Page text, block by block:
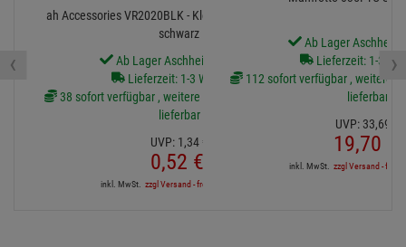
ah Accessories VR2020BLK - Klett Kabelbinder 20 cm
schwarz
Ab Lager Aschheim lieferbar
Lieferzeit: 1-3 Werktage
38 sofort verfügbar , weitere Artikel ab Zentrallager
lieferbar
UVP: 1,34 €
0,52 €
inkl. MwSt. zzgl Versand - frei ab 90,-€ in DE
Ab Lager
Lieferzeit: 1-3
112 sofort verfügbar , weitere
lieferbar
UVP: 33,69
19,70
inkl. MwSt. zzgl Versand - frei
‹ ›